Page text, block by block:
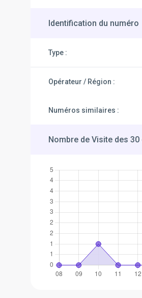
Identification du numéro
Type :
Opérateur / Région :
Numéros similaires :
Nombre de Visite des